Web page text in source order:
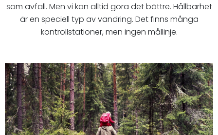
som avfall. Men vi kan alltid göra det bättre. Hållbarhet
är en speciell typ av vandring. Det finns många
kontrollstationer, men ingen mållinje.